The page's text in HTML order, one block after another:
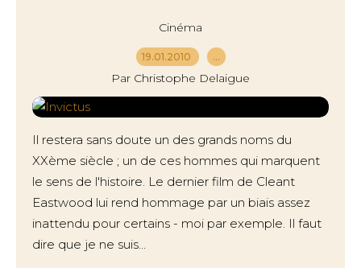
Cinéma
19.01.2010 …
Par Christophe Delaigue
Il restera sans doute un des grands noms du
XXème siècle ; un de ces hommes qui marquent
le sens de l'histoire. Le dernier film de Cleant
Eastwood lui rend hommage par un biais assez
inattendu pour certains - moi par exemple. Il faut
dire que je ne suis...